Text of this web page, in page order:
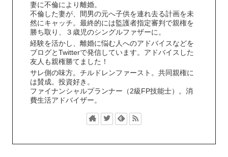
妻に不倫により離婚。
不倫した妻が、間男の元へ子供を連れ去る計画を未
然にキャッチ。最終的には監護者指定審判で親権を
勝ち取り、３歳児のシングルファザーに。
経験を活かし、離婚に悩む人へのアドバイスなどを
ブログとTwitterで発信しています。アドバイスした
友人も親権勝てました！
サレ側の味方。チルドレンファースト。共同親権に
は賛成。投資好き。
ファイナンシャルプランナー（2級FP技能士）。消
費生活アドバイザー。